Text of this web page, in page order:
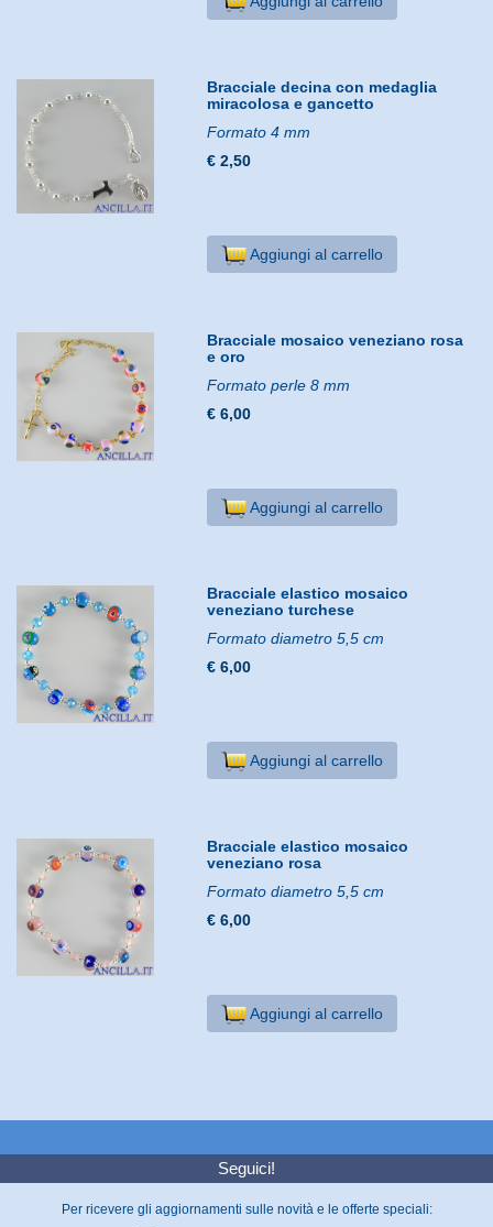
Bracciale decina con medaglia
miracolosa e gancetto
Formato 4 mm
€ 2,50
Aggiungi al carrello
Bracciale mosaico veneziano rosa
e oro
Formato perle 8 mm
€ 6,00
Aggiungi al carrello
Bracciale elastico mosaico
veneziano turchese
Formato diametro 5,5 cm
€ 6,00
Aggiungi al carrello
Bracciale elastico mosaico
veneziano rosa
Formato diametro 5,5 cm
€ 6,00
Aggiungi al carrello
Seguici!
Per ricevere gli aggiornamenti sulle novità e le offerte speciali: